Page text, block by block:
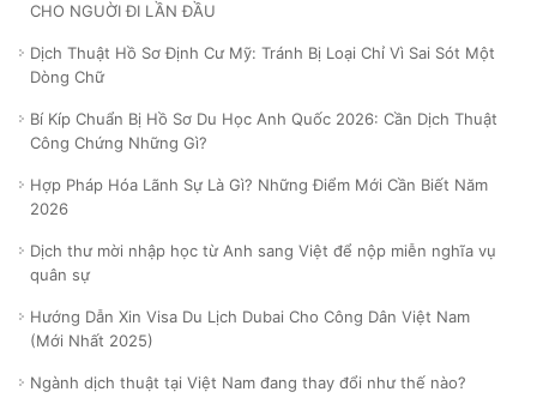
CHO NGUỜI ĐI LẦN ĐẦU
Dịch Thuật Hồ Sơ Định Cư Mỹ: Tránh Bị Loại Chỉ Vì Sai Sót Một
Dòng Chữ
Bí Kíp Chuẩn Bị Hồ Sơ Du Học Anh Quốc 2026: Cần Dịch Thuật
Công Chứng Những Gì?
Hợp Pháp Hóa Lãnh Sự Là Gì? Những Điểm Mới Cần Biết Năm
2026
Dịch thư mời nhập học từ Anh sang Việt để nộp miễn nghĩa vụ
quân sự
Hướng Dẫn Xin Visa Du Lịch Dubai Cho Công Dân Việt Nam
(Mới Nhất 2025)
Ngành dịch thuật tại Việt Nam đang thay đổi như thế nào?